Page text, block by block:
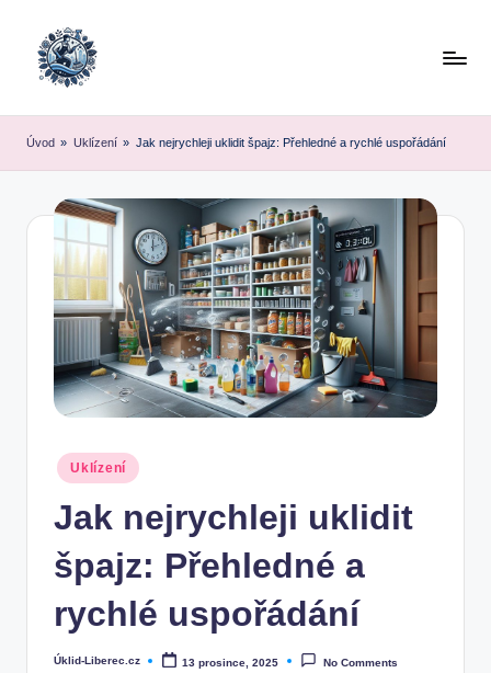
Úvod » Uklízení » Jak nejrychleji uklidit špajz: Přehledné a rychlé uspořádání
Posted
in
Uklízení
Jak nejrychleji uklidit
špajz: Přehledné a
rychlé uspořádání
Posted
Úklid-Liberec.cz 13 prosince, 2025 No Comments